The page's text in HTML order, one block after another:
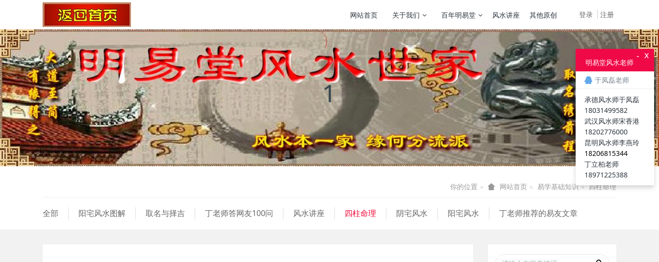
登录 注册
网站首页 关于我们 百年明易堂 风水讲座 其他原创
1
你的位置 网站首页 易学基础知识 四柱命理
全部 阳宅风水图解 取名与择吉 丁老师答网友100问 风水讲座 四柱命理 阴宅风水 阳宅风水 丁老师推荐的易友文章
x
-
明易堂风水老师
于凤磊老师
承德风水师于凤磊
18031499582
武汉风水师宋香港
18202776000
昆明风水师李燕玲
18206815344
丁立柏老师
18971225388